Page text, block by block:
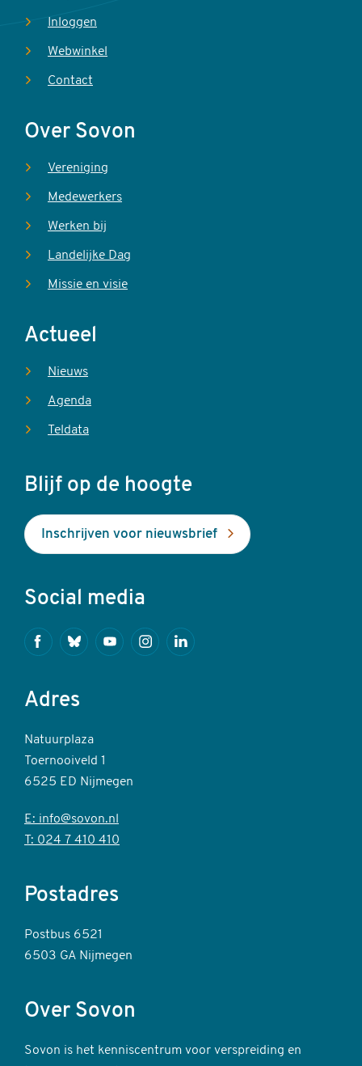
Inloggen
Webwinkel
Contact
Over Sovon
Vereniging
Medewerkers
Werken bij
Landelijke Dag
Missie en visie
Actueel
Nieuws
Agenda
Teldata
Blijf op de hoogte
Inschrijven voor nieuwsbrief
Social media
FacebookBlueskyYoutubeInstagramLinkedin
Adres
Natuurplaza
Toernooiveld 1
6525 ED Nijmegen
E: info@sovon.nl
T: 024 7 410 410
Postadres
Postbus 6521
6503 GA Nijmegen
Over Sovon
Sovon is het kenniscentrum voor verspreiding en